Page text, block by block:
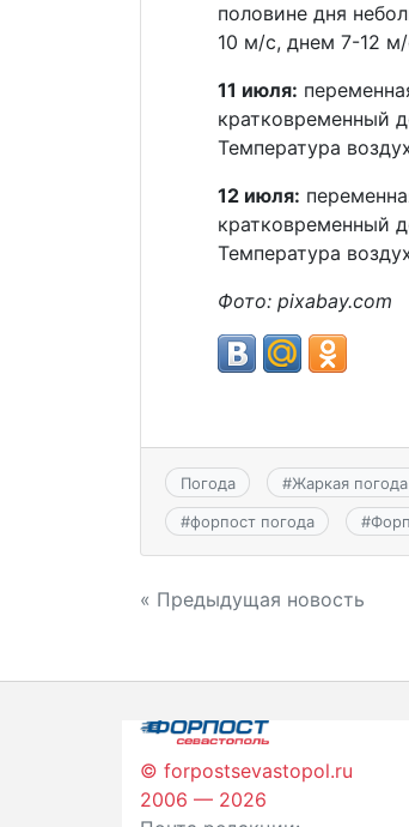
половине дня
10 м/с, днем 7-12
11 июля:
кратковременный
Температура
12 июля:
кратковременный
Температура
Фото: pixabay.com
Погода #Жаркая погода
#форпост погода #
Навигация
записям
« Предыдущая новость
© forpostsevastopol.ru
2006 — 2026